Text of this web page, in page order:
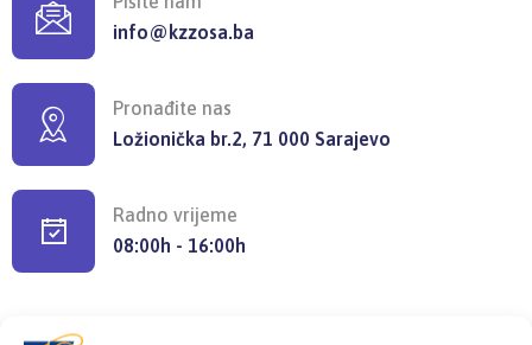
info@kzzosa.ba
Pronađite nas
Ložionička br.2, 71 000 Sarajevo
Radno vrijeme
08:00h - 16:00h